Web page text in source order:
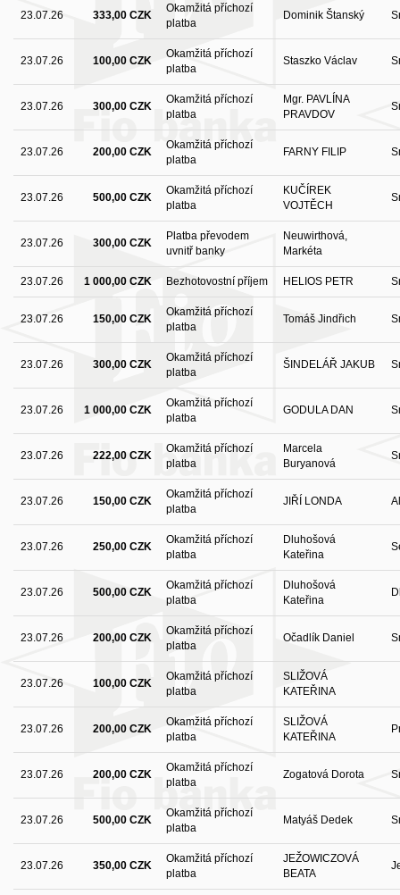
23.07.26 333,00 CZK
Okamžitá příchozí
platba
Dominik Štanský
23.07.26 100,00 CZK
Okamžitá příchozí
platba
Staszko Václav
23.07.26 300,00 CZK
Okamžitá příchozí
platba
Mgr. PAVLÍNA
PRAVDOV
23.07.26 200,00 CZK
Okamžitá příchozí
platba
FARNY FILIP
23.07.26 500,00 CZK
Okamžitá příchozí
platba
KUČÍREK
VOJTĚCH
23.07.26 300,00 CZK
Platba převodem
uvnitř banky
Neuwirthová,
Markéta
23.07.26 1 000,00 CZK Bezhotovostní příjem HELIOS PETR
23.07.26 150,00 CZK
Okamžitá příchozí
platba
Tomáš Jindřich
23.07.26 300,00 CZK
Okamžitá příchozí
platba
ŠINDELÁŘ JAKUB
23.07.26 1 000,00 CZK
Okamžitá příchozí
platba
GODULA DAN
23.07.26 222,00 CZK
Okamžitá příchozí
platba
Marcela
Buryanová
23.07.26 150,00 CZK
Okamžitá příchozí
platba
JIŘÍ LONDA
23.07.26 250,00 CZK
Okamžitá příchozí
platba
Dluhošová
Kateřina
23.07.26 500,00 CZK
Okamžitá příchozí
platba
Dluhošová
Kateřina
23.07.26 200,00 CZK
Okamžitá příchozí
platba
Očadlík Daniel
23.07.26 100,00 CZK
Okamžitá příchozí
platba
SLIŽOVÁ
KATEŘINA
23.07.26 200,00 CZK
Okamžitá příchozí
platba
SLIŽOVÁ
KATEŘINA
23.07.26 200,00 CZK
Okamžitá příchozí
platba
Zogatová Dorota
23.07.26 500,00 CZK
Okamžitá příchozí
platba
Matyáš Dedek
23.07.26 350,00 CZK
Okamžitá příchozí
platba
JEŽOWICZOVÁ
BEATA